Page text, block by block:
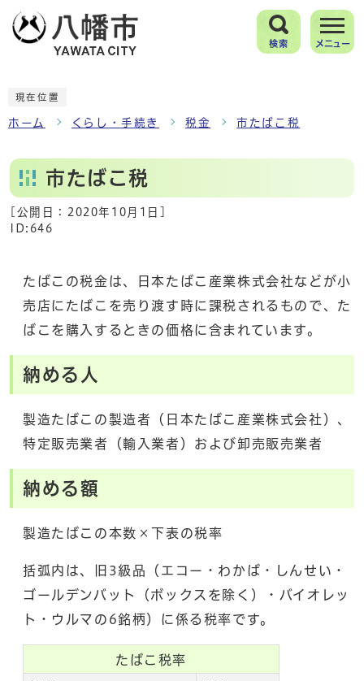
検索 メニュー
現在位置
ホーム くらし・手続き 税金 市たばこ税
市たばこ税
[公開日： 2020年10月1日
ID:646
たばこの税金は、日本たばこ産業株式会社などが小
売店にたばこを売り渡す時に課税されるもので、た
ばこを購入するときの価格に含まれています。
納める人
製造たばこの製造者（日本たばこ産業株式会社）、
特定販売業者（輸入業者）および卸売販売業者
納める額
製造たばこの本数×下表の税率
括弧内は、旧3級品（エコー・わかば・しんせい・
ゴールデンバット（ボックスを除く）・バイオレッ
ト・ウルマの6銘柄）に係る税率です。
たばこ税率